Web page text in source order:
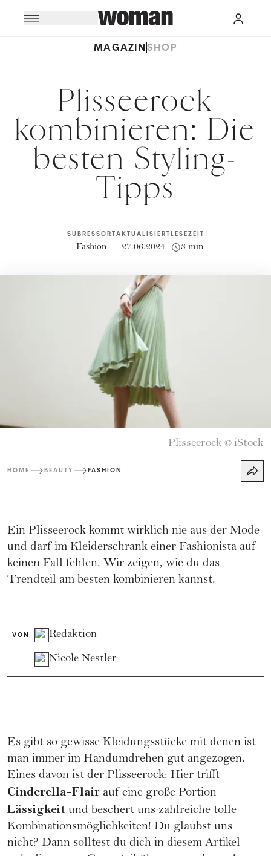
MAGAZINSHOP
Plisseerock
kombinieren: Die
besten Styling-
Tipps
SUBRESSORT
Fashion
AKTUALISIERT
27.06.2024
LESEZEIT
3 min
Plisseerock © iStock
HOME BEAUTY FASHION
Ein Plisseerock kommt wirklich nie aus der Mode
und darf im Kleiderschrank einer Fashionista auf
keinen Fall fehlen. Wir zeigen, wie du das
Trendteil am besten kombinieren kannst.
VON Redaktion
Nicole Nestler
Es gibt so gewisse Kleidungsstücke mit denen ist
man immer im Handumdrehen gut angezogen.
Eines davon ist der Plisseerock: Hier trifft
Cinderella-Flair auf eine große Portion
Lässigkeit und beschert uns zahlreiche tolle
Kombinationsmöglichkeiten! Du glaubst uns
nicht? Dann solltest du dich in diesem Artikel